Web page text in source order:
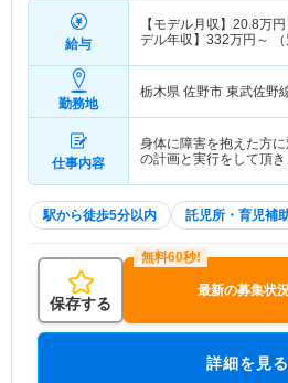
給与
【モデル月収】 20.8万円
デル年収】 332万円～
勤務地
栃木県 佐野市 東武佐野
仕事内容
身体に障害を抱えた方
の計画と実行をして頂き
駅から徒歩5分以内 託児所・育児補
保存する
最新の募集状
詳細を見る